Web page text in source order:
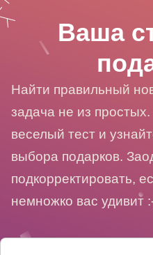
Ваша
Найти правильный
задача не из
веселый тест и
выбора подарков.
подкорректировать,
немножко вас удивит